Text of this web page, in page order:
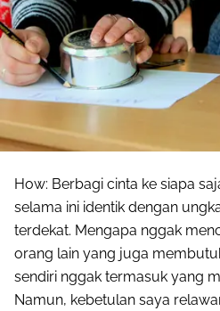
How: Berbagi cinta ke siapa
selama ini identik dengan
terdekat. Mengapa nggak
orang lain yang juga
sendiri nggak termasuk yang
Namun, kebetulan saya